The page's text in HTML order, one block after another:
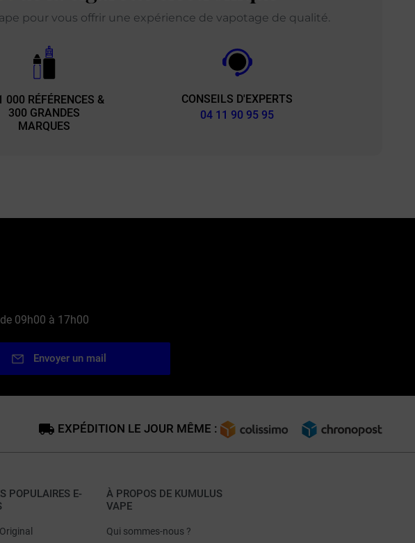
pour vous offrir une expérience de vapotage de qualité.
000 RÉFÉRENCES &
300 GRANDES
MARQUES
CONSEILS D'EXPERTS
04 11 90 95 95
09h00 à 17h00
Envoyer un mail
EXPÉDITION LE JOUR MÊME :
POPULAIRES E-
À PROPOS DE KUMULUS
VAPE
Qui sommes-nous ?